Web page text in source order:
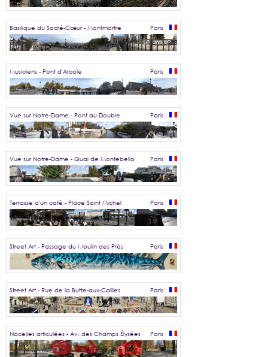
Basilique du Sacré-Cœur - Montmartre Paris
Musiciens - Pont d'Arcole Paris
Vue sur Notre-Dame - Pont au Double Paris
Vue sur Notre-Dame - Quai de Montebello Paris
Terrasse d'un café - Place Saint Michel Paris
Street Art - Passage du Moulin des Prés Paris
Street Art - Rue de la Butte-aux-Cailles Paris
Nacelles articulées - Av. des Champs Élysées Paris